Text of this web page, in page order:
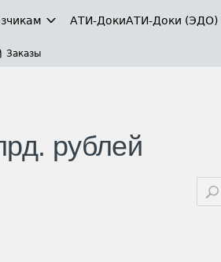
АТИ-ДокиАТИ-Доки (ЭДО)
Заказы
рублей